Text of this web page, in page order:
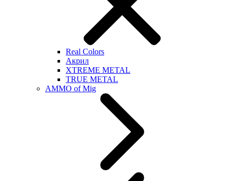
Real Colors
Акрил
XTREME METAL
TRUE METAL
AMMO of Mig